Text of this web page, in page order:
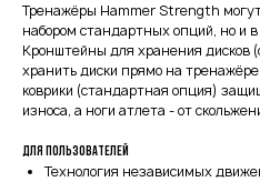
Тренажёры Hammer Strength
набором стандартных опций, но и
Кронштейны для хранения дисков
хранить диски прямо на
коврики (стандартная опция)
износа, а ноги атлета - от
Для пользователей
Технология независимых